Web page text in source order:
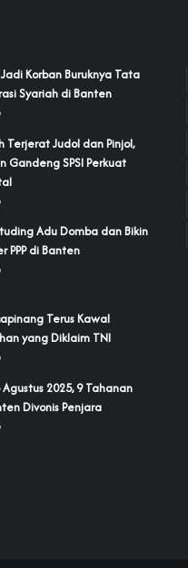
Korban Buruknya Tata
Syariah di Banten
Terjerat Judol dan Pinjol,
Gandeng SPSI Perkuat
Adu Domba dan Bikin
PPP di Banten
Terus Kawal
yang Diklaim TNI‎‎
2025, 9 Tahanan
Divonis Penjara